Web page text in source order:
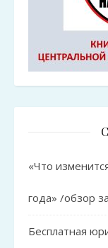
«Что
года» /обзор
Бесплатная